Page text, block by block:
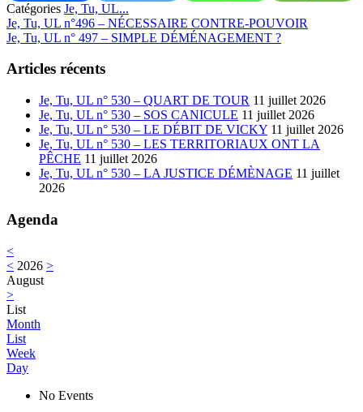
Catégories Je, Tu, UL...
Previous:
Je, Tu, UL n°496 – NÉCESSAIRE CONTRE-POUVOIR
Next:
Je, Tu, UL n° 497 – SIMPLE DÉMÉNAGEMENT ?
Articles récents
Je, Tu, UL n° 530 – QUART DE TOUR 11 juillet 2026
Je, Tu, UL n° 530 – SOS CANICULE 11 juillet 2026
Je, Tu, UL n° 530 – LE DÉBIT DE VICKY 11 juillet 2026
Je, Tu, UL n° 530 – LES TERRITORIAUX ONT LA
PÊCHE 11 juillet 2026
Je, Tu, UL n° 530 – LA JUSTICE DÉMÈNAGE 11 juillet
2026
Agenda
<
< 2026 >
August
>
List
Month
List
Week
Day
No Events